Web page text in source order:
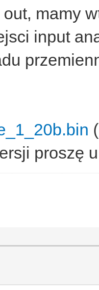
mamy
input
proszę